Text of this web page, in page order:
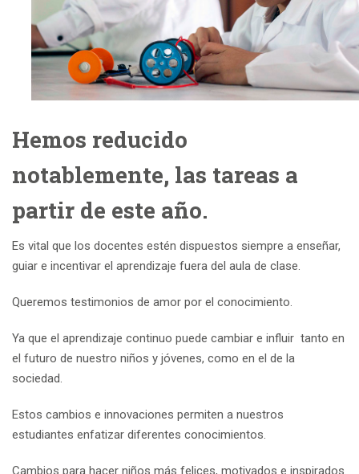
Hemos reducido
notablemente, las tareas a
partir de este año.
Es vital que los docentes estén dispuestos siempre a enseñar,
guiar e incentivar el aprendizaje fuera del aula de clase.
Queremos testimonios de amor por el conocimiento.
Ya que el aprendizaje continuo puede cambiar e influir tanto en
el futuro de nuestro niños y jóvenes, como en el de la
sociedad.
Estos cambios e innovaciones permiten a nuestros
estudiantes enfatizar diferentes conocimientos.
Cambios para hacer niños más felices, motivados e inspirados.